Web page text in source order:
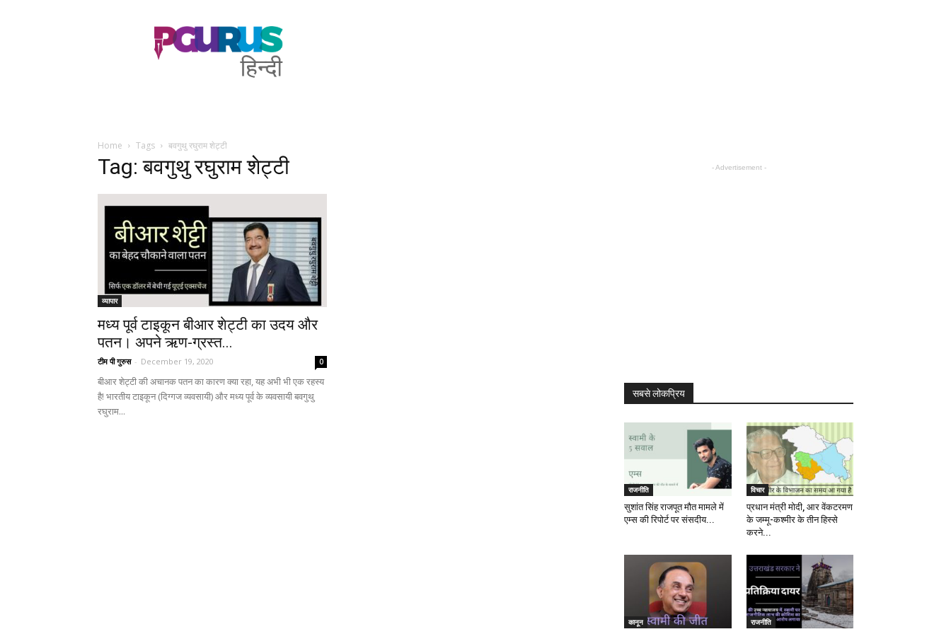
PGurus
Hindi
Home Tags बवगुथु रघुराम शेट्टी
Tag: बवगुथु रघुराम शेट्टी
व्यापार
मध्य पूर्व टाइकून बीआर शेट्टी का उदय और
पतन। अपने ऋण-ग्रस्त...
टीम पी गुरुस - December 19, 2020 0
बीआर शेट्टी की अचानक पतन का कारण क्या रहा, यह अभी भी एक रहस्य
है! भारतीय टाइकून (दिग्गज व्यवसायी) और मध्य पूर्व के व्यवसायी बवगुथु
रघुराम...
- Advertisement -
सबसे लोकप्रिय
राजनीति
सुशांत सिंह राजपूत मौत मामले में
एम्स की रिपोर्ट पर संसदीय...
विचार
प्रधान मंत्री मोदी, आर वेंकटरमण
के जम्मू-कश्मीर के तीन हिस्से
करने...
कानून राजनीति